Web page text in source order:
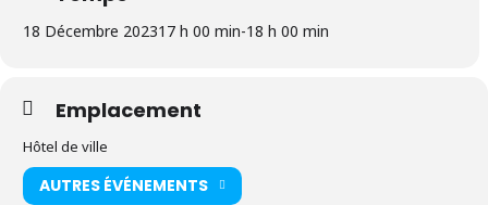
18 Décembre 202317 h 00 min-18 h 00 min
Emplacement
Hôtel de ville
AUTRES ÉVÉNEMENTS